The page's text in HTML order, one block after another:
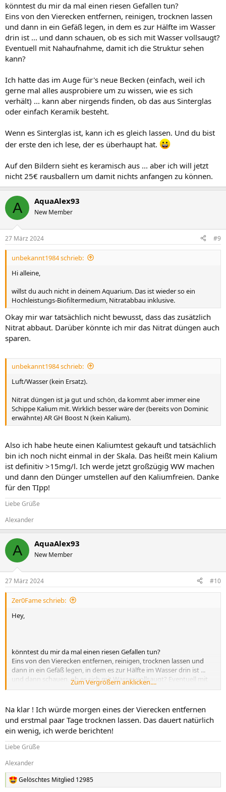
könntest du mir da mal einen riesen Gefallen tun?
Eins von den Vierecken entfernen, reinigen, trocknen lassen
und dann in ein Gefäß legen, in dem es zur Hälfte im Wasser
drin ist ... und dann schauen, ob es sich mit Wasser vollsaugt?
Eventuell mit Nahaufnahme, damit ich die Struktur sehen
kann?
Ich hatte das im Auge für's neue Becken (einfach, weil ich
gerne mal alles ausprobiere um zu wissen, wie es sich
verhält) ... kann aber nirgends finden, ob das aus Sinterglas
oder einfach Keramik besteht.
Wenn es Sinterglas ist, kann ich es gleich lassen. Und du bist
der erste den ich lese, der es überhaupt hat.
Auf den Bildern sieht es keramisch aus ... aber ich will jetzt
nicht 25€ rausballern um damit nichts anfangen zu können.
A AquaAlex93
New Member
27 März 2024 #9
unbekannt1984 schrieb:
Hi alleine,
willst du auch nicht in deinem Aquarium. Das ist wieder so ein
Hochleistungs-Biofiltermedium, Nitratabbau inklusive.
Okay mir war tatsächlich nicht bewusst, dass das zusätzlich
Nitrat abbaut. Darüber könnte ich mir das Nitrat düngen auch
sparen.
unbekannt1984 schrieb:
Luft/Wasser (kein Ersatz).
Nitrat düngen ist ja gut und schön, da kommt aber immer eine
Schippe Kalium mit. Wirklich besser wäre der (bereits von Dominic
erwähnte) AR GH Boost N (kein Kalium).
Also ich habe heute einen Kaliumtest gekauft und tatsächlich
bin ich noch nicht einmal in der Skala. Das heißt mein Kalium
ist definitiv >15mg/l. Ich werde jetzt großzügig WW machen
und dann den Dünger umstellen auf den Kaliumfreien. Danke
für den TIpp!
Liebe Grüße
Alexander
A AquaAlex93
New Member
27 März 2024 #10
Zer0Fame schrieb:
Hey,
könntest du mir da mal einen riesen Gefallen tun?
Eins von den Vierecken entfernen, reinigen, trocknen lassen und
dann in ein Gefäß legen, in dem es zur Hälfte im Wasser drin ist ...
und dann schauen, ob es sich mit Wasser vollsaugt? Eventuell mit
Nahaufnahme, damit ich die Struktur sehen kann?
Ich hatte das im Auge für's neue Becken (einfach, weil ich gerne mal
alles ausprobiere um zu wissen, wie es sich verhält) ... kann aber
nirgends finden, ob das aus Sinterglas oder einfach Keramik
besteht.
Wenn es Sinterglas ist, kann ich es gleich lassen. Und du bist der
erste den ich lese, der es überhaupt hat.
Auf den Bildern sieht es keramisch aus ... aber ich will jetzt nicht 25€
rausballern um damit nichts anfangen zu können.
Zum Vergrößern anklicken....
Na klar ! Ich würde morgen eines der Vierecken entfernen
und erstmal paar Tage trocknen lassen. Das dauert natürlich
ein wenig, ich werde berichten!
Liebe Grüße
Alexander
R
Gelöschtes Mitglied 12985